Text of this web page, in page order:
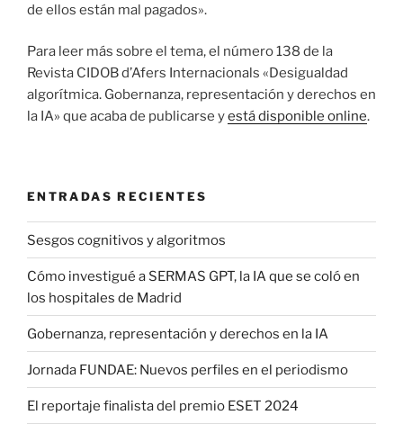
de ellos están mal pagados».
Para leer más sobre el tema, el número 138 de la
Revista CIDOB d’Afers Internacionals «Desigualdad
algorítmica. Gobernanza, representación y derechos en
la IA» que acaba de publicarse yestá disponible online.
ENTRADAS RECIENTES
Sesgos cognitivos y algoritmos
Cómo investigué a SERMAS GPT, la IA que se coló en
los hospitales de Madrid
Gobernanza, representación y derechos en la IA
Jornada FUNDAE: Nuevos perfiles en el periodismo
El reportaje finalista del premio ESET 2024